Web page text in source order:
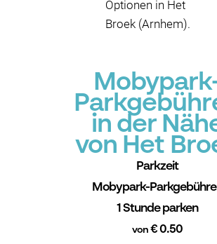
Optionen in Het
Broek (Arnhem).
in der
von Het
Parkzeit
Mobypark-
1 Stunde parken
von€ 0.50